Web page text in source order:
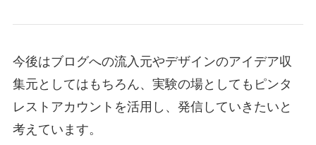
今後はブログへの流入元やデザインのアイデア収
集元としてはもちろん、実験の場としてもピンタ
レストアカウントを活用し、発信していきたいと
考えています。